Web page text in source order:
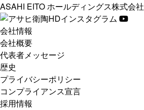
ョ
ン
ASAHI EITO ホールディングス株式会社
会社情報
会社概要
代表者メッセージ
歴史
プライバシーポリシー
コンプライアンス宣言
採用情報